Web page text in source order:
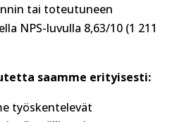
tai toteutuneen
NPS-luvulla 8,63/10 (1 211
saamme erityisesti:
työskentelevät